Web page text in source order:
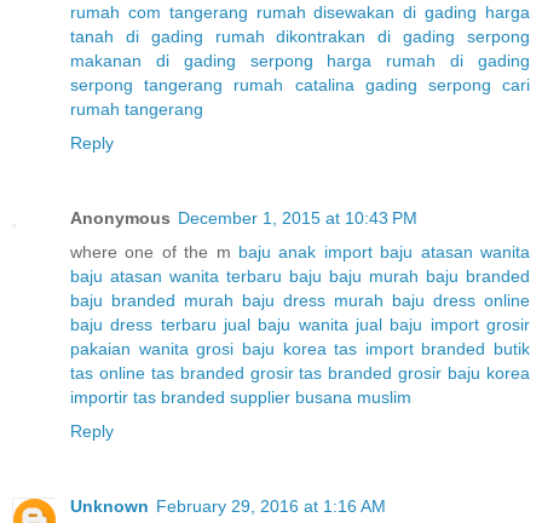
rumah com tangerang rumah disewakan di gading harga
tanah di gading
rumah dikontrakan di gading serpong
makanan di gading serpong
harga rumah di gading
serpong tangerang
rumah catalina gading serpong
cari
rumah tangerang
Reply
Anonymous December 1, 2015 at 10:43 PM
where one of the m baju anak import baju atasan wanita
baju atasan wanita terbaru baju baju murah baju branded
baju branded murah baju dress murah baju dress online
baju dress terbaru jual baju wanita jual baju import grosir
pakaian wanita grosi baju korea tas import branded butik
tas online tas branded grosir tas branded grosir baju korea
importir tas branded supplier busana muslim
Reply
Unknown February 29, 2016 at 1:16 AM